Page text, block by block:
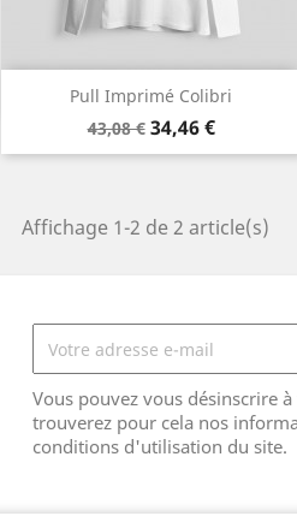
Pull Imprimé Colibri
Prix
de
43,08 € Prix
34,46 €
 Aperçu rapide
Affichage 1-2 de 2 article(s)
Vous pouvez vous désinscrire
trouverez pour cela nos
conditions d'utilisation du site.